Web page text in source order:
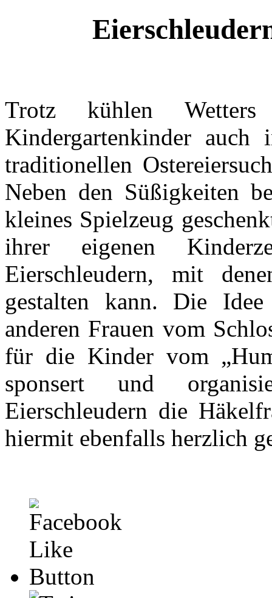
Trotz kühlen Wetters
Kindergartenkinder
traditionellen
Neben den Süßigkeiten
kleines Spielzeug
ihrer eigenen
Eierschleudern, mit
gestalten kann. Die
anderen Frauen vom
für die Kinder vom
sponsert und
Eierschleudern die
hiermit ebenfalls herzlich